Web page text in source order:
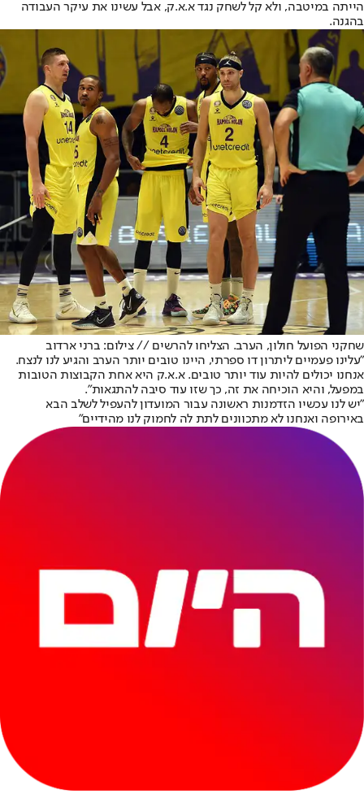
הייתה במיטבה, ולא קל לשחק נגד א.א.ק, אבל עשינו את עיקר העבודה
בהגנה.
שחקני הפועל חולון, הערב. הצליחו להרשים // צילום: ברני ארדוב
"עלינו פעמיים ליתרון דו ספרתי, היינו טובים יותר הערב והגיע לנו לנצח.
אנחנו יכולים להיות עוד יותר טובים. א.א.ק היא אחת הקבוצות הטובות
במפעל, והיא הוכיחה את זה, כך שזו עוד סיבה להתגאות".
"יש לנו עכשיו הזדמנות ראשונה עבור המועדון להעפיל לשלב הבא
באירופה ואנחנו לא מתכוונים לתת לה לחמוק לנו מהידיים"